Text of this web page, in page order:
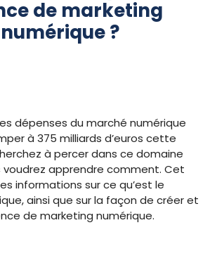
de marketing
numérique ?
dépenses du marché numérique
à 375 milliards d’euros cette
à percer dans ce domaine
apprendre comment. Cet
informations sur ce qu’est le
ainsi que sur la façon de créer et
de marketing numérique.